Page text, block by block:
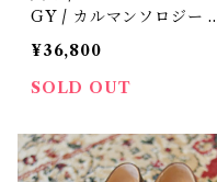
GY / カルマンソロジー /
8_007 STRAP CUT / 定
価6.9万 / 革靴 / 中古 / 6.5
E
¥36,800
SOLD OUT